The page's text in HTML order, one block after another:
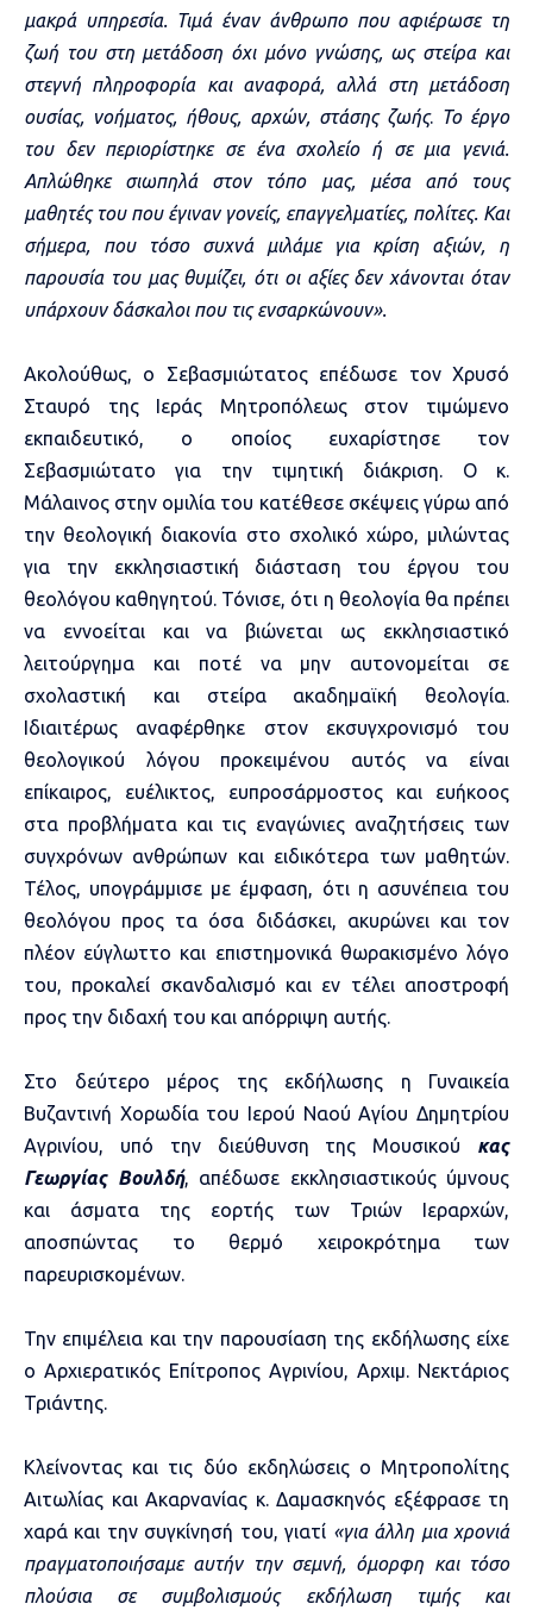
μακρά υπηρεσία. Τιμά έναν άνθρωπο που αφιέρωσε τη
ζωή του στη μετάδοση όχι μόνο γνώσης, ως στείρα και
στεγνή πληροφορία και αναφορά, αλλά στη μετάδοση
ουσίας, νοήματος, ήθους, αρχών, στάσης ζωής. Το έργο
του δεν περιορίστηκε σε ένα σχολείο ή σε μια γενιά.
Απλώθηκε σιωπηλά στον τόπο μας, μέσα από τους
μαθητές του που έγιναν γονείς, επαγγελματίες, πολίτες. Και
σήμερα, που τόσο συχνά μιλάμε για κρίση αξιών, η
παρουσία του μας θυμίζει, ότι οι αξίες δεν χάνονται όταν
υπάρχουν δάσκαλοι που τις ενσαρκώνουν».
Ακολούθως, ο Σεβασμιώτατος επέδωσε τον Χρυσό
Σταυρό της Ιεράς Μητροπόλεως στον τιμώμενο
εκπαιδευτικό, ο οποίος ευχαρίστησε τον
Σεβασμιώτατο για την τιμητική διάκριση. Ο κ.
Μάλαινος στην ομιλία του κατέθεσε σκέψεις γύρω από
την θεολογική διακονία στο σχολικό χώρο, μιλώντας
για την εκκλησιαστική διάσταση του έργου του
θεολόγου καθηγητού. Τόνισε, ότι η θεολογία θα πρέπει
να εννοείται και να βιώνεται ως εκκλησιαστικό
λειτούργημα και ποτέ να μην αυτονομείται σε
σχολαστική και στείρα ακαδημαϊκή θεολογία.
Ιδιαιτέρως αναφέρθηκε στον εκσυγχρονισμό του
θεολογικού λόγου προκειμένου αυτός να είναι
επίκαιρος, ευέλικτος, ευπροσάρμοστος και ευήκοος
στα προβλήματα και τις εναγώνιες αναζητήσεις των
συγχρόνων ανθρώπων και ειδικότερα των μαθητών.
Τέλος, υπογράμμισε με έμφαση, ότι η ασυνέπεια του
θεολόγου προς τα όσα διδάσκει, ακυρώνει και τον
πλέον εύγλωττο και επιστημονικά θωρακισμένο λόγο
του, προκαλεί σκανδαλισμό και εν τέλει αποστροφή
προς την διδαχή του και απόρριψη αυτής.
Στο δεύτερο μέρος της εκδήλωσης η Γυναικεία
Βυζαντινή Χορωδία του Ιερού Ναού Αγίου Δημητρίου
Αγρινίου, υπό την διεύθυνση της Μουσικού κας
Γεωργίας Βουλδή, απέδωσε εκκλησιαστικούς ύμνους
και άσματα της εορτής των Τριών Ιεραρχών,
αποσπώντας το θερμό χειροκρότημα των
παρευρισκομένων.
Την επιμέλεια και την παρουσίαση της εκδήλωσης είχε
ο Αρχιερατικός Επίτροπος Αγρινίου, Αρχιμ. Νεκτάριος
Τριάντης.
Κλείνοντας και τις δύο εκδηλώσεις ο Μητροπολίτης
Αιτωλίας και Ακαρνανίας κ. Δαμασκηνός εξέφρασε τη
χαρά και την συγκίνησή του, γιατί «για άλλη μια χρονιά
πραγματοποιήσαμε αυτήν την σεμνή, όμορφη και τόσο
πλούσια σε συμβολισμούς εκδήλωση τιμής και